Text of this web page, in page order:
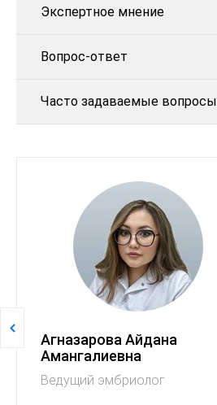
Экспертное мнение
Вопрос-ответ
Часто задаваемые вопросы
Агназарова Айдана
Амангалиевна
Ведущий эмбриолог